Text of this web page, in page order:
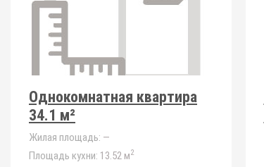
Однокомнатная квартира
34.1 м²
Жилая площадь: —
Площадь кухни: 13.52 м2